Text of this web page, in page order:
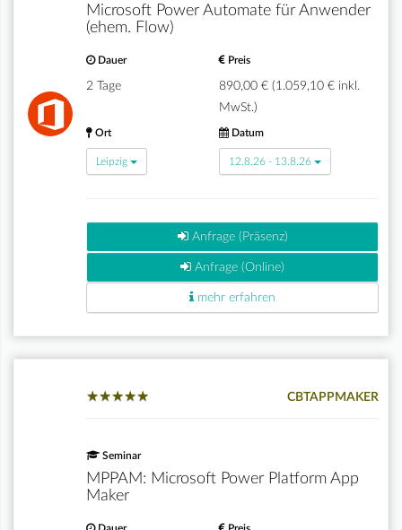
Microsoft Power Automate für Anwender
(ehem. Flow)
Dauer
2 Tage
Preis
890,00 € (1.059,10 € inkl.
MwSt.)
Ort
Leipzig
Datum
12.8.26 - 13.8.26
Anfrage (Präsenz)
Anfrage (Online)
mehr erfahren
★★★★★
★★★★★ CBTAPPMAKER
Seminar
MPPAM: Microsoft Power Platform App
Maker